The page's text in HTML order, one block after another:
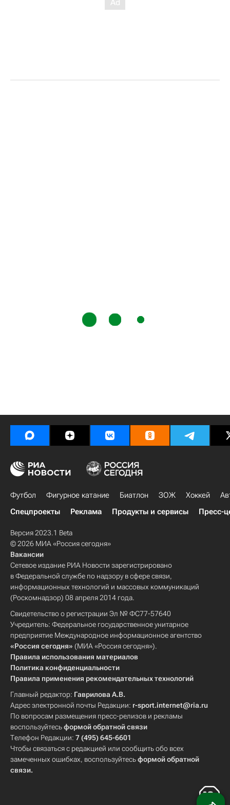
Футбол Фигурное катание Биатлон ЗОЖ Хоккей
Спецпроекты
Реклама Продукты и сервисы Пресс-
Версия 2023.1 Beta
© 2026 МИА «Россия сегодня»
Вакансии
Сетевое издание РИА Новости зарегистрировано
в Федеральной службе по надзору в сфере связи,
информационных технологий и массовых коммуникаций
(Роскомнадзор) 08 апреля 2014 года.
Свидетельство о регистрации Эл № ФС77-57640
Учредитель: Федеральное государственное унитарное
предприятие Международное информационное агентство
«Россия сегодня» (МИА «Россия сегодня»).
Правила использования материалов
Политика конфиденциальности
Правила применения рекомендательных технологий
Главный редактор: Гаврилова А.В.
Адрес электронной почты Редакции: r-sport.internet@ria.ru
По вопросам размещения пресс-релизов и рекламы
воспользуйтесьформой обратной связи
Телефон Редакции: 7 (495) 645-6601
Чтобы связаться с редакцией или сообщить обо всех
замеченных ошибках, воспользуйтесьформой обратной
связи.